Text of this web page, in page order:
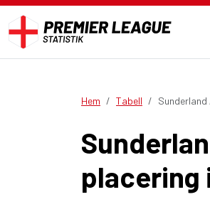
Hem Tabell Sunderland
placering